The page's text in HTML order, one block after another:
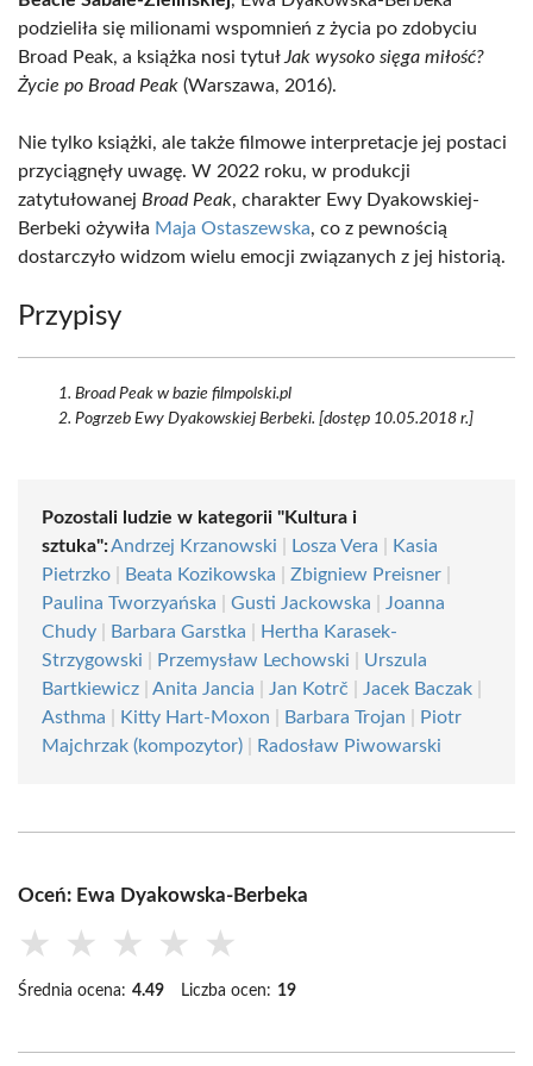
podzieliła się milionami wspomnień z życia po zdobyciu
Broad Peak, a książka nosi tytuł Jak wysoko sięga miłość?
Życie po Broad Peak (Warszawa, 2016).
Nie tylko książki, ale także filmowe interpretacje jej postaci
przyciągnęły uwagę. W 2022 roku, w produkcji
zatytułowanej Broad Peak, charakter Ewy Dyakowskiej-
Berbeki ożywiła Maja Ostaszewska, co z pewnością
dostarczyło widzom wielu emocji związanych z jej historią.
Przypisy
Broad Peak w bazie filmpolski.pl
Pogrzeb Ewy Dyakowskiej Berbeki. [dostęp 10.05.2018 r.]
Pozostali ludzie w kategorii "Kultura i
sztuka":Andrzej Krzanowski Losza Vera
Kasia
Pietrzko
Beata Kozikowska Zbigniew Preisner
Paulina Tworzyańska
Gusti Jackowska
Joanna
Chudy
Barbara Garstka
Hertha Karasek-
Strzygowski
Przemysław Lechowski
Urszula
Bartkiewicz
Anita Jancia Jan Kotrč Jacek Baczak
Asthma
Kitty Hart-Moxon Barbara Trojan
Piotr
Majchrzak (kompozytor)
Radosław Piwowarski
Oceń: Ewa Dyakowska-Berbeka
★ ★ ★ ★ ★
Średnia ocena: 4.49 Liczba ocen: 19